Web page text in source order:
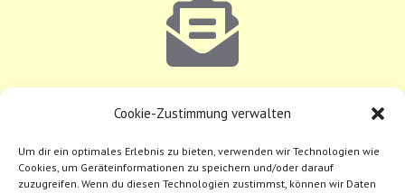
Cookie-Zustimmung verwalten
Um dir ein optimales Erlebnis zu bieten, verwenden wir Technologien wie
Cookies, um Geräteinformationen zu speichern und/oder darauf
zuzugreifen. Wenn du diesen Technologien zustimmst, können wir Daten
Telefon:+43 1 890 44 17-0